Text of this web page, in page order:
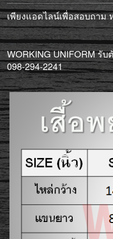
เพียงแอดไลน์เพื่อสอบถา
WORKING UNIFORM รั
098-294-2241